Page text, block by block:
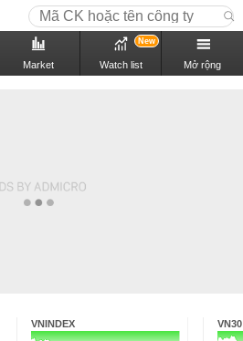
Market Watch list
New
Mở rộng
VNINDEX VN30